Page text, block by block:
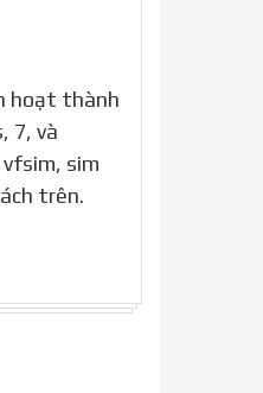
hoạt thành
7, và
vfsim, sim
trên.